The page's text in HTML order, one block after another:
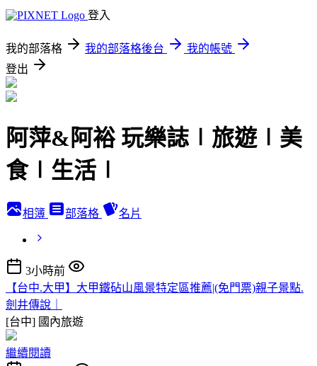
登入
我的部落格 我的部落格後台
我的帳號
登出
阿萍&阿裕 玩樂誌∣旅遊∣美
食∣生活∣
相簿 部落格 名片
3小時前
【台中.大甲】大甲鐵砧山風景特定區推薦|(免門票)親子景點.
劍井傳說｜
[台中] 國內旅遊
繼續閱讀